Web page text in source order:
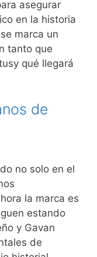
asegurar
en la historia
marca un
tanto que
qué llegará
de
no solo en el
la marca es
estando
y Gavan
de